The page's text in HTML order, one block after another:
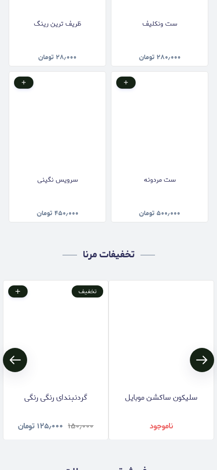
ست ونکلیف
۲۸۰٫۰۰۰ تومان
ظریف ترین رینگ
۲۸٫۰۰۰ تومان
ست مردونه
۵۰۰٫۰۰۰تومان
سرویس نگینی
۴۵۰٫۰۰۰ تومان
تخفیفات مرنا
سلیکون ساکشن موبایل
ناموجود
تخفیف
گردنبندای رنگی رنگی
۱۵۰٫۰۰۰ ۱۲۵٫۰۰۰ تومان